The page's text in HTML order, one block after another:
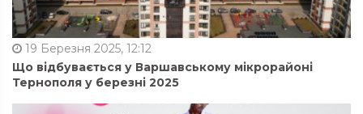
19 Березня 2025, 12:12
Що відбувається у Варшавському мікрорайоні
Тернополя у березні 2025